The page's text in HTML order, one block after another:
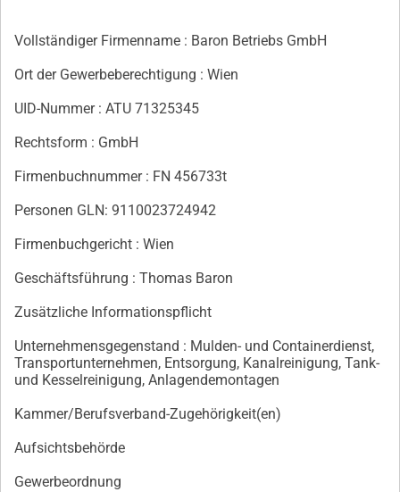
Vollständiger Firmenname : Baron Betriebs GmbH
Ort der Gewerbeberechtigung : Wien
UID-Nummer : ATU 71325345
Rechtsform : GmbH
Firmenbuchnummer : FN 456733t
Personen GLN: 9110023724942
Firmenbuchgericht : Wien
Geschäftsführung : Thomas Baron
Zusätzliche Informationspflicht
Unternehmensgegenstand : Mulden- und Containerdienst,
Transportunternehmen, Entsorgung, Kanalreinigung, Tank-
und Kesselreinigung, Anlagendemontagen
Kammer/Berufsverband-Zugehörigkeit(en)
Aufsichtsbehörde
Gewerbeordnung